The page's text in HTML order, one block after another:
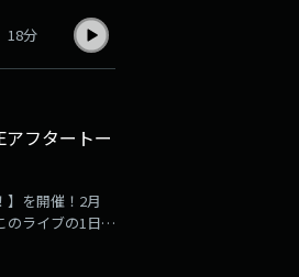
オブロック #長
18分
アフタートー
】を開催！2月
のライブの1日